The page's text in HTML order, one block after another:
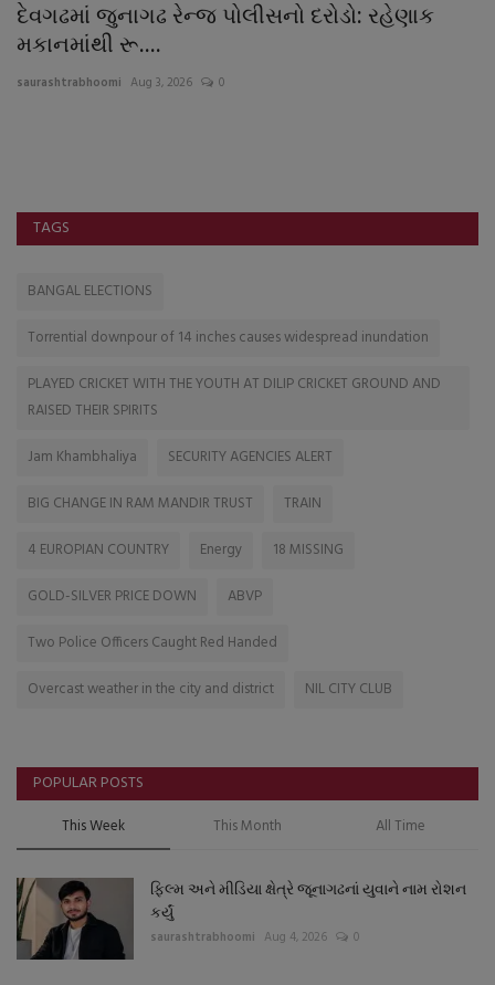
દેવગઢમાં જુનાગઢ રેન્જ પોલીસનો દરોડો: રહેણાક
મકાનમાંથી રૂ....
saurashtrabhoomi Aug 3, 2026 0
TAGS
BANGAL ELECTIONS
Torrential downpour of 14 inches causes widespread inundation
PLAYED CRICKET WITH THE YOUTH AT DILIP CRICKET GROUND AND
RAISED THEIR SPIRITS
Jam Khambhaliya
SECURITY AGENCIES ALERT
BIG CHANGE IN RAM MANDIR TRUST
TRAIN
4 EUROPIAN COUNTRY
Energy
18 MISSING
GOLD-SILVER PRICE DOWN
ABVP
Two Police Officers Caught Red Handed
Overcast weather in the city and district
NIL CITY CLUB
POPULAR POSTS
This Week This Month All Time
ફિલ્મ અને મીડિયા ક્ષેત્રે જૂનાગઢનાં યુવાને નામ રોશન
કર્યું
saurashtrabhoomi Aug 4, 2026 0